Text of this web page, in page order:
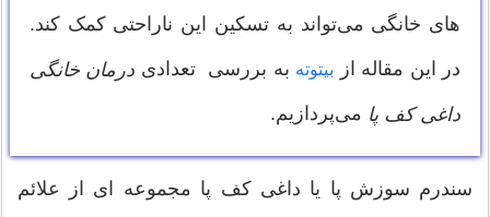
های خانگی می‌تواند به تسکین این ناراحتی کمک کند.
در این مقاله از بیتوته به بررسی تعدادی درمان خانگی
داغی کف پا می‌پردازیم.
سندرم سوزش پا یا داغی کف پا مجموعه ای از علائم